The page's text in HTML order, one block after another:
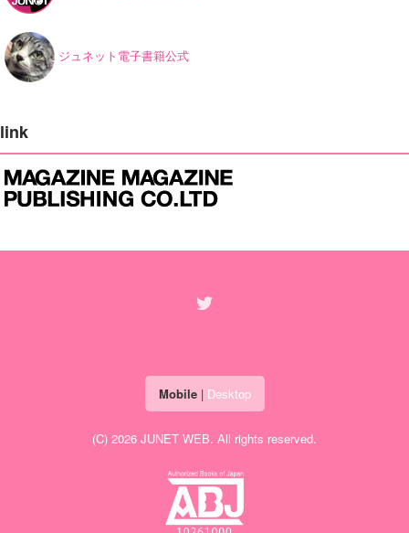
ジュネット電子書籍公式
link
Mobile| Desktop
(C) 2026 JUNET WEB. All rights reserved.